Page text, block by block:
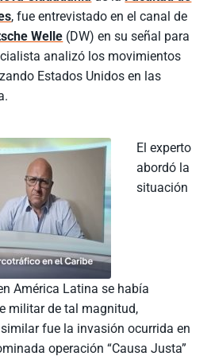
, fue entrevistado en el canal de
Welle (DW) en su señal para
analizó los movimientos
Estados Unidos en las
El experto
abordó la
situación
América Latina se había
militar de tal magnitud,
fue la invasión ocurrida en
operación “Causa Justa”